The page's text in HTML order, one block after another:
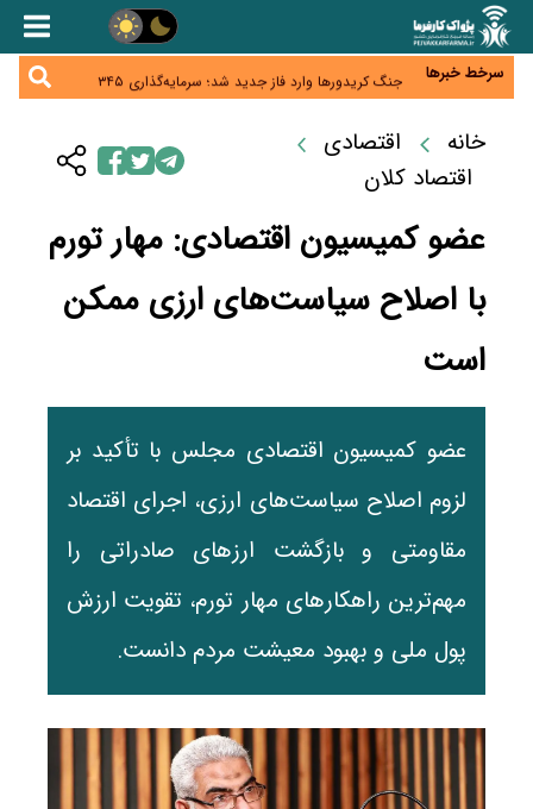
سرخط خبرها
همایش و مسابقه نذری ماه صفر برگزار شد
زائران اربعین نگران ارز باقی‌مانده نباشند؛ خرید دینار در
جنگ کریدورها وارد فاز جدید شد؛ سرمایه‌گذاری ۳۴۵
میلیارد دلاری اوراسیا تا ۲۰۳۵
شبکه کمتر توسعه می‌یابد
تأمین سرمایه در گردش بدون خلق نقدینگی؛ نقش
جدید سیاست‌های مالیاتی در حمایت از تولید
خانه
اقتصادی
اقتصاد کلان
عضو کمیسیون اقتصادی: مهار تورم
با اصلاح سیاست‌های ارزی ممکن
است
عضو کمیسیون اقتصادی مجلس با تأکید بر
لزوم اصلاح سیاست‌های ارزی، اجرای اقتصاد
مقاومتی و بازگشت ارزهای صادراتی را
مهم‌ترین راهکارهای مهار تورم، تقویت ارزش
پول ملی و بهبود معیشت مردم دانست.